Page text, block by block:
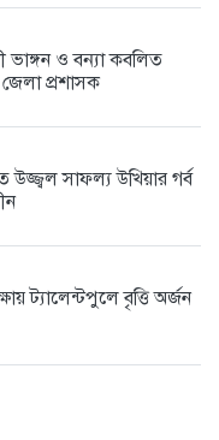
ও বন্যা কবলিত
প্রশাসক
উজ্জ্বল সাফল্য উখিয়ার গর্ব
ট্যালেন্টপুলে বৃত্তি অর্জন